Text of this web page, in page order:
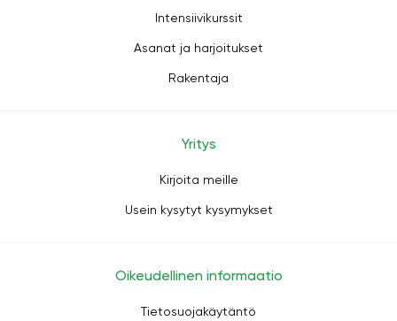
Intensiivikurssit
Asanat ja harjoitukset
Rakentaja
Yritys
Kirjoita meille
Usein kysytyt kysymykset
Oikeudellinen informaatio
Tietosuojakäytäntö